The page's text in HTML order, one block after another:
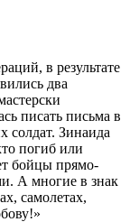
в результате
два
писать письма в
солдат. Зинаида
погиб или
бойцы прямо-
А многие в знак
самолетах,